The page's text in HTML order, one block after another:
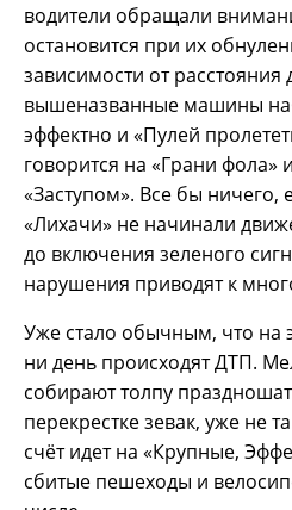
водители обращали
остановится при их
зависимости от расстояния
вышеназванные машины
эффектно и «Пулей
говорится на «Грани
«Заступом». Все бы ничего,
«Лихачи» не начинали
до включения зеленого
нарушения приводят к
Уже стало обычным, что на
ни день происходят ДТП.
собирают толпу
перекрестке зевак, уже не
счёт идет на «Крупные,
сбитые пешеходы и